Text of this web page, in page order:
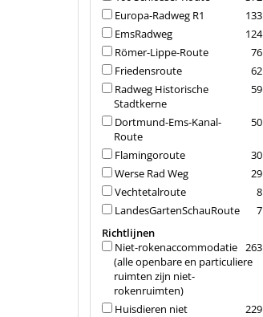
133
Europa-Radweg R1
124
EmsRadweg
76
Römer-Lippe-Route
62
Friedensroute
59
Radweg Historische
Stadtkerne
50
Dortmund-Ems-Kanal-
Route
30
Flamingoroute
29
Werse Rad Weg
8
Vechtetalroute
7
LandesGartenSchauRoute
Richtlijnen
263
Niet-rokenaccommodatie
(alle openbare en particuliere
ruimten zijn niet-
rokenruimten)
229
Huisdieren niet